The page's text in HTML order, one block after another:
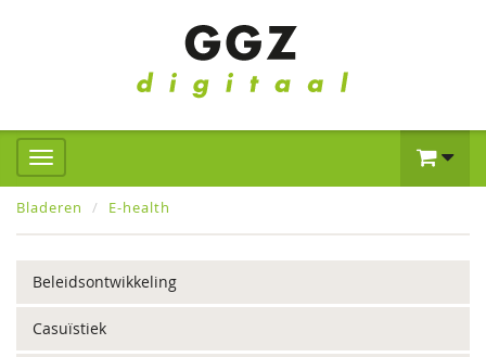
Bladeren E-health
Beleidsontwikkeling
Casuïstiek